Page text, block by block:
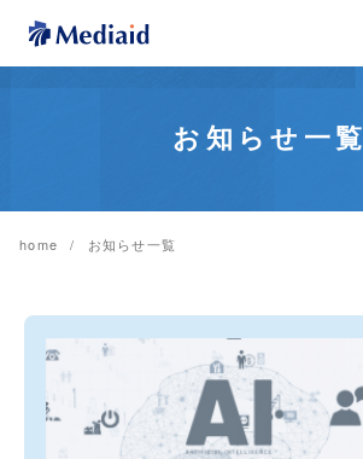
お知らせ一覧
home お知らせ一覧